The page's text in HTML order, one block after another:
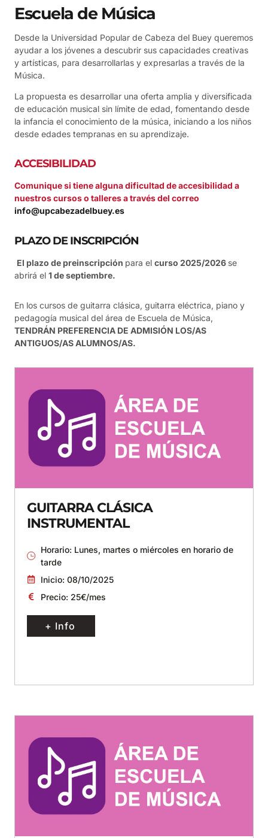
Escuela de Música
Desde la Universidad Popular de Cabeza del Buey queremos
ayudar a los jóvenes a descubrir sus capacidades creativas
y artísticas, para desarrollarlas y expresarlas a través de la
Música.
La propuesta es desarrollar una oferta amplia y diversificada
de educación musical sin límite de edad, fomentando desde
la infancia el conocimiento de la música, iniciando a los niños
desde edades tempranas en su aprendizaje.
ACCESIBILIDAD
Comunique si tiene alguna dificultad de accesibilidad a
nuestros cursos o talleres a través del correo
info@upcabezadelbuey.es
PLAZO DE INSCRIPCIÓN
El plazo de preinscripción para el curso 2025/2026 se
abrirá el 1 de septiembre.
En los cursos de guitarra clásica, guitarra eléctrica, piano y
pedagogía musical del área de Escuela de Música,
TENDRÁN PREFERENCIA DE ADMISIÓN LOS/AS
ANTIGUOS/AS ALUMNOS/AS.
GUITARRA CLÁSICA
INSTRUMENTAL
Horario: Lunes, martes o miércoles en horario de
tarde
Inicio: 08/10/2025
Precio: 25€/mes
+ Info